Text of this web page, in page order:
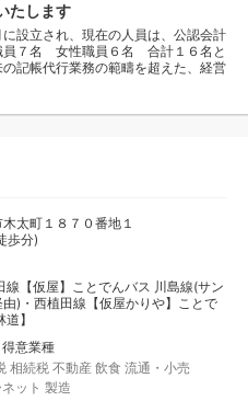
たします
設立され、現在の人員は、公認会計
７名 女性職員６名 合計１６名と
記帳代行業務の範疇を超えた、経営
太町１８７０番地１
歩分)
線【仮屋】ことでんバス 川島線(サン
由)・西植田線【仮屋かりや】ことで
】
意業種
相続税 不動産 飲食 流通・小売
ット 製造